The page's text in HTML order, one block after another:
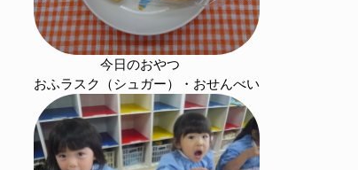
今日のおやつ
おふラスク（シュガー）・おせんべい